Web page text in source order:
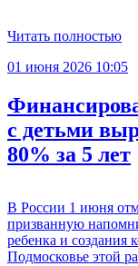
Читать полностью
01 июня 2026 10:05
с детьми
80% за 5 лет
В России 1 июня
призванную
ребенка и создания
Подмосковье этой